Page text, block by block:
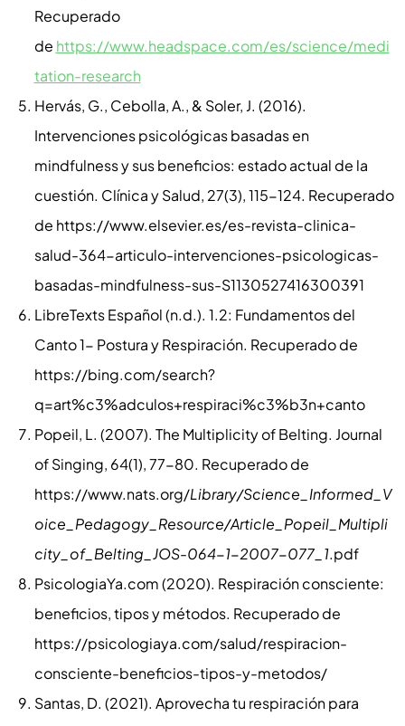
Recuperado
de https://www.headspace.com/es/science/medi
tation-research
Hervás, G., Cebolla, A., & Soler, J. (2016).
Intervenciones psicológicas basadas en
mindfulness y sus beneficios: estado actual de la
cuestión. Clínica y Salud, 27(3), 115-124. Recuperado
de https://www.elsevier.es/es-revista-clinica-
salud-364-articulo-intervenciones-psicologicas-
basadas-mindfulness-sus-S1130527416300391
LibreTexts Español (n.d.). 1.2: Fundamentos del
Canto 1- Postura y Respiración. Recuperado de
https://bing.com/search?
q=art%c3%adculos+respiraci%c3%b3n+canto
Popeil, L. (2007). The Multiplicity of Belting. Journal
of Singing, 64(1), 77-80. Recuperado de
https://www.nats.org/Library/Science_Informed_V
oice_Pedagogy_Resource/Article_Popeil_Multipli
city_of_Belting_JOS-064-1-2007-077_1.pdf
PsicologiaYa.com (2020). Respiración consciente:
beneficios, tipos y métodos. Recuperado de
https://psicologiaya.com/salud/respiracion-
consciente-beneficios-tipos-y-metodos/
Santas, D. (2021). Aprovecha tu respiración para